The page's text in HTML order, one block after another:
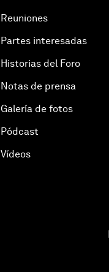
Reuniones
Partes interesadas
Historias del Foro
Notas de prensa
Galería de fotos
Pódcast
Vídeos